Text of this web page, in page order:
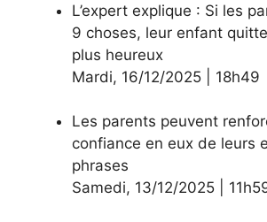
L’expert explique : Si les
9 choses, leur enfant
plus heureux
Mardi, 16/12/2025 18h49
Les parents peuvent
confiance en eux de leurs
phrases
Samedi, 13/12/2025